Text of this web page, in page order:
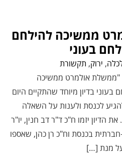
ממשיכה להילחם
בעוני
, ירוק, תקשורת
"ממשלת אולמרט ממשיכה
בדיון מיוחד שהתקיים היום
לכנסת ולענות על השאלה
הדיון יזמו ח"כ ד"ר דב חנין, יו"ר
בכנסת וח"כ רן כהן, שאספו